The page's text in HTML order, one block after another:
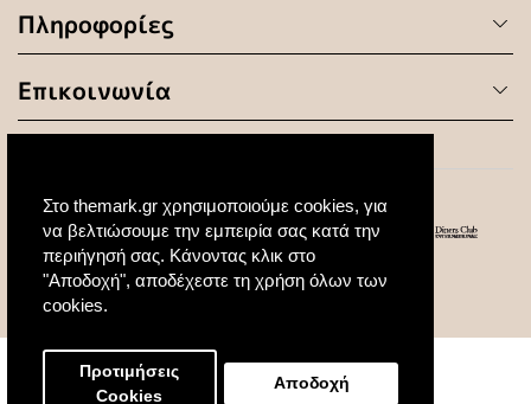
Στο themark.gr χρησιμοποιούμε cookies, για
να βελτιώσουμε την εμπειρία σας κατά την
περιήγησή σας. Κάνοντας κλικ στο
"Αποδοχή", αποδέχεστε τη χρήση όλων των
cookies.
Προτιμήσεις
Cookies
Αποδοχή
Πληροφορίες
Επικοινωνία
© 2020 All Rights Reserved. Created by